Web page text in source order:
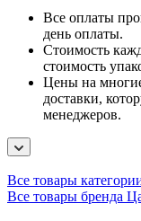
Все оплаты
день оплаты.
Стоимость
стоимость
Цены на
доставки,
менеджеров.
Все товары
Все товары бренда